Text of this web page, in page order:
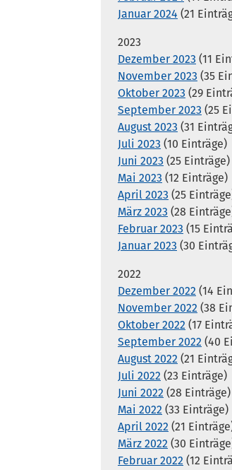
Januar 2024 (21
2023
Dezember 2023 (11
November 2023 (35
Oktober 2023 (29
September 2023 (25
August 2023 (31
Juli 2023 (10 Einträge)
Juni 2023 (25 Einträge)
Mai 2023 (12 Einträge)
April 2023 (25
März 2023 (28
Februar 2023 (15
Januar 2023 (30
2022
Dezember 2022 (14
November 2022 (38
Oktober 2022 (17
September 2022 (40
August 2022 (21
Juli 2022 (23 Einträge)
Juni 2022 (28 Einträge)
Mai 2022 (33 Einträge)
April 2022 (21
März 2022 (30
Februar 2022 (12